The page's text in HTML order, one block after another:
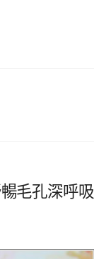
毛孔深呼吸